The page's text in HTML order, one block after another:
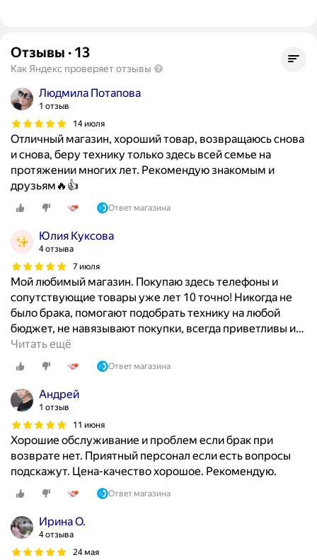
Отзывы · 13
Как Яндекс проверяет отзывы
Людмила Потапова
1 отзыв
14 июля
Отличный магазин, хороший товар, возвращаюсь снова
и снова, беру технику только здесь всей семье на
протяжении многих лет. Рекомендую знакомым и
друзьям🔥👍
Ответ магазина
Юлия Куксова
4 отзыва
7 июля
Мой любимый магазин. Покупаю здесь телефоны и
сопутствующие товары уже лет 10 точно! Никогда не
было брака, помогают подобрать технику на любой
бюджет, не навязывают покупки, всегда приветливы и…
Читать ещё
Ответ магазина
Андрей
1 отзыв
11 июня
Хорошие обслуживание и проблем если брак при
возврате нет. Приятный персонал если есть вопросы
подскажут. Цена-качество хорошое. Рекомендую.
Ответ магазина
Ирина О.
4 отзыва
24 мая